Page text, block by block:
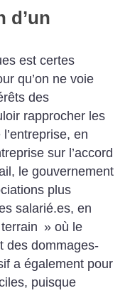
d’un
est certes
qu’on ne voie
des
rapprocher les
l’entreprise, en
sur l’accord
le gouvernement
plus
salarié.es, en
terrain » où le
des dommages-
a également pour
puisque